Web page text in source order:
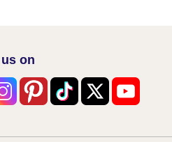
on